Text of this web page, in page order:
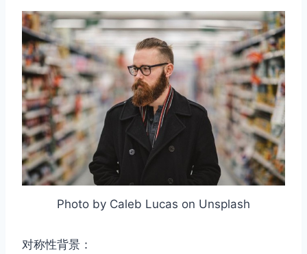
Photo by Caleb Lucas on Unsplash
对称性背景：